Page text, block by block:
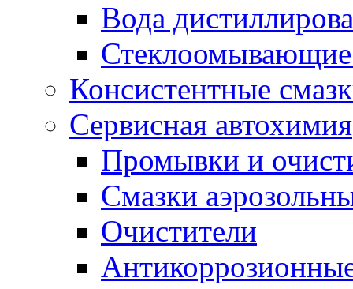
Вода
Консистентные
Сервисная автохимия
Промывки и
Смазки
Очистители